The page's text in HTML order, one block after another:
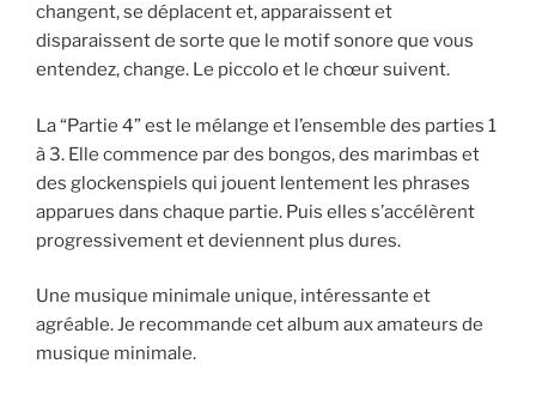
changent, se déplacent et, apparaissent et
disparaissent de sorte que le motif sonore que vous
entendez, change. Le piccolo et le chœur suivent.
La “Partie 4” est le mélange et l’ensemble des parties 1
à 3. Elle commence par des bongos, des marimbas et
des glockenspiels qui jouent lentement les phrases
apparues dans chaque partie. Puis elles s’accélèrent
progressivement et deviennent plus dures.
Une musique minimale unique, intéressante et
agréable. Je recommande cet album aux amateurs de
musique minimale.